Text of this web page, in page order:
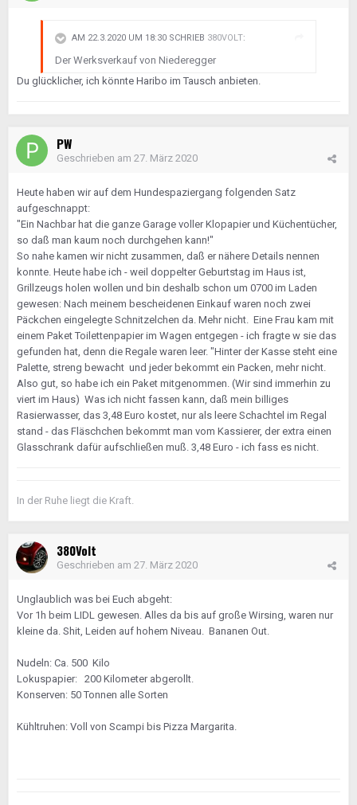
AM 22.3.2020 UM 18:30 SCHRIEB 380VOLT:
Der Werksverkauf von Niederegger
Du glücklicher, ich könnte Haribo im Tausch anbieten.
PW
Geschrieben am 27. März 2020
Heute haben wir auf dem Hundespaziergang folgenden Satz
aufgeschnappt:
"Ein Nachbar hat die ganze Garage voller Klopapier und Küchentücher,
so daß man kaum noch durchgehen kann!"
So nahe kamen wir nicht zusammen, daß er nähere Details nennen
konnte. Heute habe ich - weil doppelter Geburtstag im Haus ist,
Grillzeugs holen wollen und bin deshalb schon um 0700 im Laden
gewesen: Nach meinem bescheidenen Einkauf waren noch zwei
Päckchen eingelegte Schnitzelchen da. Mehr nicht. Eine Frau kam mit
einem Paket Toilettenpapier im Wagen entgegen - ich fragte w sie das
gefunden hat, denn die Regale waren leer. "Hinter der Kasse steht eine
Palette, streng bewacht und jeder bekommt ein Packen, mehr nicht.
Also gut, so habe ich ein Paket mitgenommen. (Wir sind immerhin zu
viert im Haus) Was ich nicht fassen kann, daß mein billiges
Rasierwasser, das 3,48 Euro kostet, nur als leere Schachtel im Regal
stand - das Fläschchen bekommt man vom Kassierer, der extra einen
Glasschrank dafür aufschließen muß. 3,48 Euro - ich fass es nicht.
In der Ruhe liegt die Kraft.
380Volt
Geschrieben am 27. März 2020
Unglaublich was bei Euch abgeht:
Vor 1h beim LIDL gewesen. Alles da bis auf große Wirsing, waren nur
kleine da. Shit, Leiden auf hohem Niveau. Bananen Out.
Nudeln: Ca. 500 Kilo
Lokuspapier: 200 Kilometer abgerollt.
Konserven: 50 Tonnen alle Sorten
Kühltruhen: Voll von Scampi bis Pizza Margarita.